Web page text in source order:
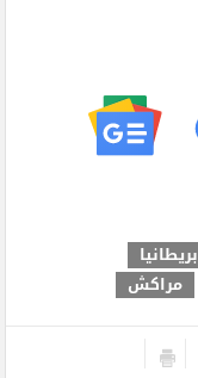
بريطانيا
مراكش